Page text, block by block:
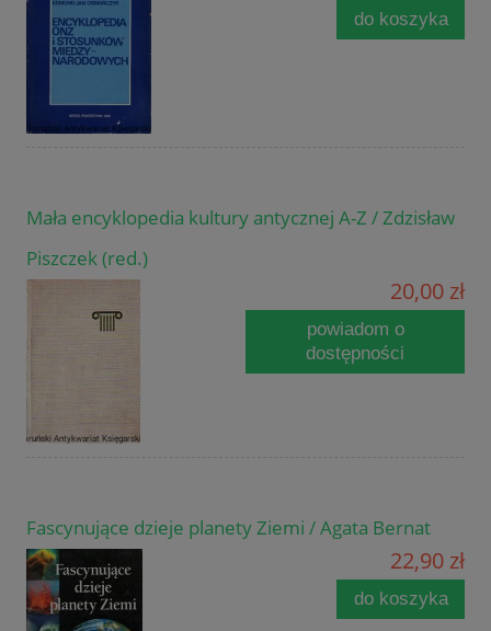
do koszyka
Mała encyklopedia kultury antycznej A-Z / Zdzisław
Piszczek (red.)
20,00 zł
powiadom o
dostępności
Fascynujące dzieje planety Ziemi / Agata Bernat
22,90 zł
do koszyka